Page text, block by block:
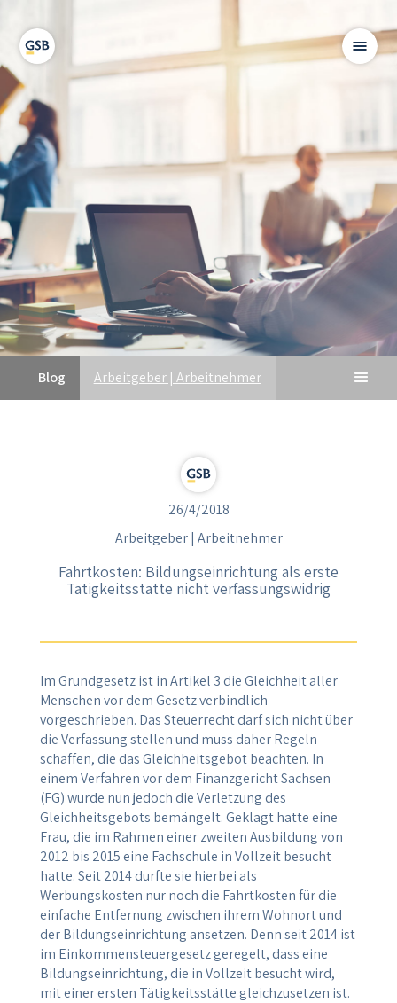
Blog Arbeitgeber | Arbeitnehmer
Fahrtkosten: Bildungseinrichtung als erste
Tätigkeitsstätte nicht verfassungswidrig
26/4/2018
Arbeitgeber | Arbeitnehmer
Im Grundgesetz ist in Artikel 3 die Gleichheit aller
Menschen vor dem Gesetz verbindlich
vorgeschrieben. Das Steuerrecht darf sich nicht über
die Verfassung stellen und muss daher Regeln
schaffen, die das Gleichheitsgebot beachten. In
einem Verfahren vor dem Finanzgericht Sachsen
(FG) wurde nun jedoch die Verletzung des
Gleichheitsgebots bemängelt. Geklagt hatte eine
Frau, die im Rahmen einer zweiten Ausbildung von
2012 bis 2015 eine Fachschule in Vollzeit besucht
hatte. Seit 2014 durfte sie hierbei als
Werbungskosten nur noch die Fahrtkosten für die
einfache Entfernung zwischen ihrem Wohnort und
der Bildungseinrichtung ansetzen. Denn seit 2014 ist
im Einkommensteuergesetz geregelt, dass eine
Bildungseinrichtung, die in Vollzeit besucht wird,
mit einer ersten Tätigkeitsstätte gleichzusetzen ist.